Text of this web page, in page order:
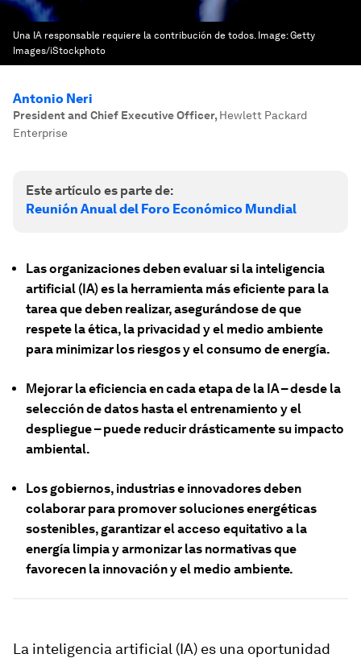
Una IA responsable requiere la contribución de todos. Image:Getty
Images/iStockphoto
Antonio Neri
President and Chief Executive Officer, Hewlett Packard
Enterprise
Este artículo es parte de:
Reunión Anual del Foro Económico Mundial
Las organizaciones deben evaluar si la inteligencia
artificial (IA) es la herramienta más eficiente para la
tarea que deben realizar, asegurándose de que
respete la ética, la privacidad y el medio ambiente
para minimizar los riesgos y el consumo de energía.
Mejorar la eficiencia en cada etapa de la IA – desde la
selección de datos hasta el entrenamiento y el
despliegue – puede reducir drásticamente su impacto
ambiental.
Los gobiernos, industrias e innovadores deben
colaborar para promover soluciones energéticas
sostenibles, garantizar el acceso equitativo a la
energía limpia y armonizar las normativas que
favorecen la innovación y el medio ambiente.
La inteligencia artificial (IA) es una oportunidad